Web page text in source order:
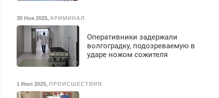
30 Ноя 2025, КРИМИНАЛ
Оперативники задержали
волгоградку, подозреваемую в
ударе ножом сожителя
1 Июл 2025, ПРОИСШЕСТВИЯ